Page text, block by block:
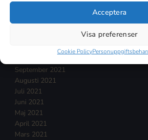
Acceptera
Visa preferenser
Cookie Policy
November 2021
September 2021
Augusti 2021
Juli 2021
Juni 2021
Maj 2021
April 2021
Mars 2021